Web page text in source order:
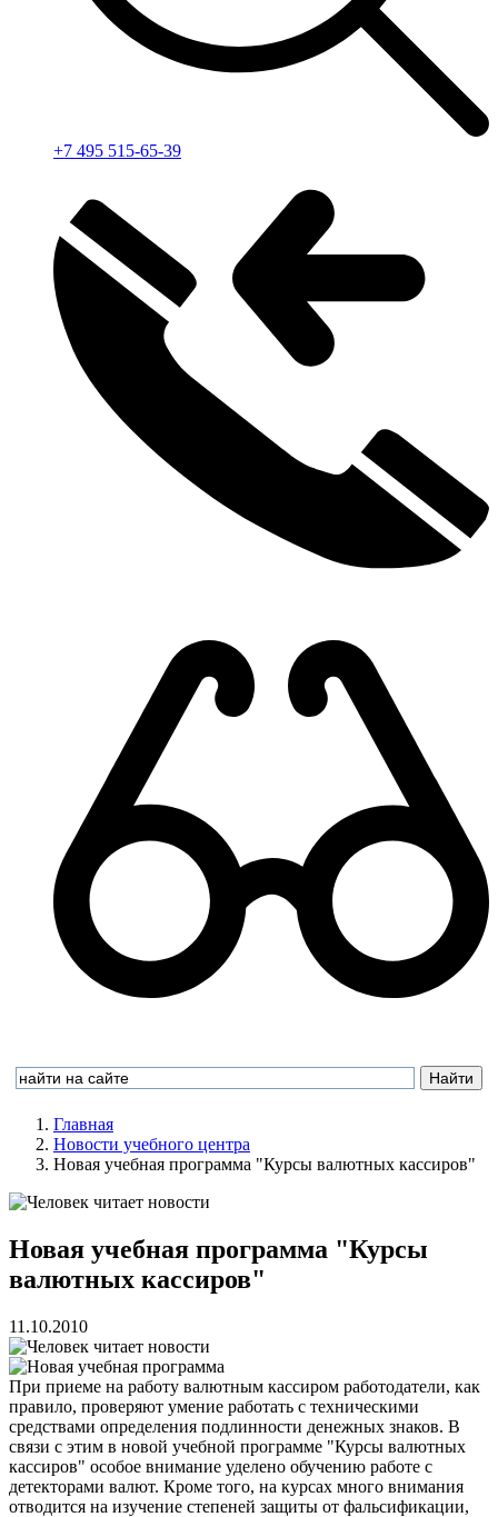
+7 495 515-65-39
Главная
Новости учебного центра
Новая учебная программа "Курсы валютных кассиров"
Новая учебная программа "Курсы
валютных кассиров"
11.10.2010
При приеме на работу валютным кассиром работодатели, как
правило, проверяют умение работать с техническими
средствами определения подлинности денежных знаков. В
связи с этим в новой учебной программе "Курсы валютных
кассиров" особое внимание уделено обучению работе с
детекторами валют. Кроме того, на курсах много внимания
отводится на изучение степеней защиты от фальсификации,